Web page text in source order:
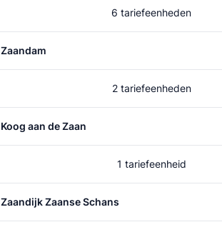
6 tariefeenheden
Zaandam
2 tariefeenheden
Koog aan de Zaan
1 tariefeenheid
Zaandijk Zaanse Schans